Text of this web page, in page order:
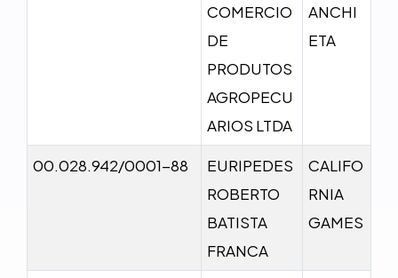
COMERCIO
DE
PRODUTOS
AGROPECU
ARIOS LTDA
ANCHI
ETA
00.028.942/0001-88
EURIPEDES
ROBERTO
BATISTA
FRANCA
CALIFO
RNIA
GAMES